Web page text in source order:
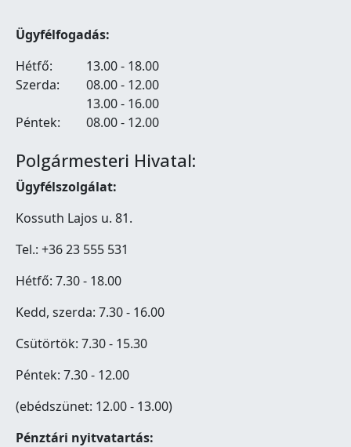
Ügyfélfogadás:
Hétfő:
13.00 - 18.00
Szerda:
08.00 - 12.00
13.00 - 16.00
Péntek:
08.00 - 12.00
Polgármesteri Hivatal:
Ügyfélszolgálat:
Kossuth Lajos u. 81.
Tel.: +36 23 555 531
Hétfő: 7.30 - 18.00
Kedd, szerda: 7.30 - 16.00
Csütörtök: 7.30 - 15.30
Péntek: 7.30 - 12.00
(ebédszünet: 12.00 - 13.00)
Pénztári nyitvatartás: